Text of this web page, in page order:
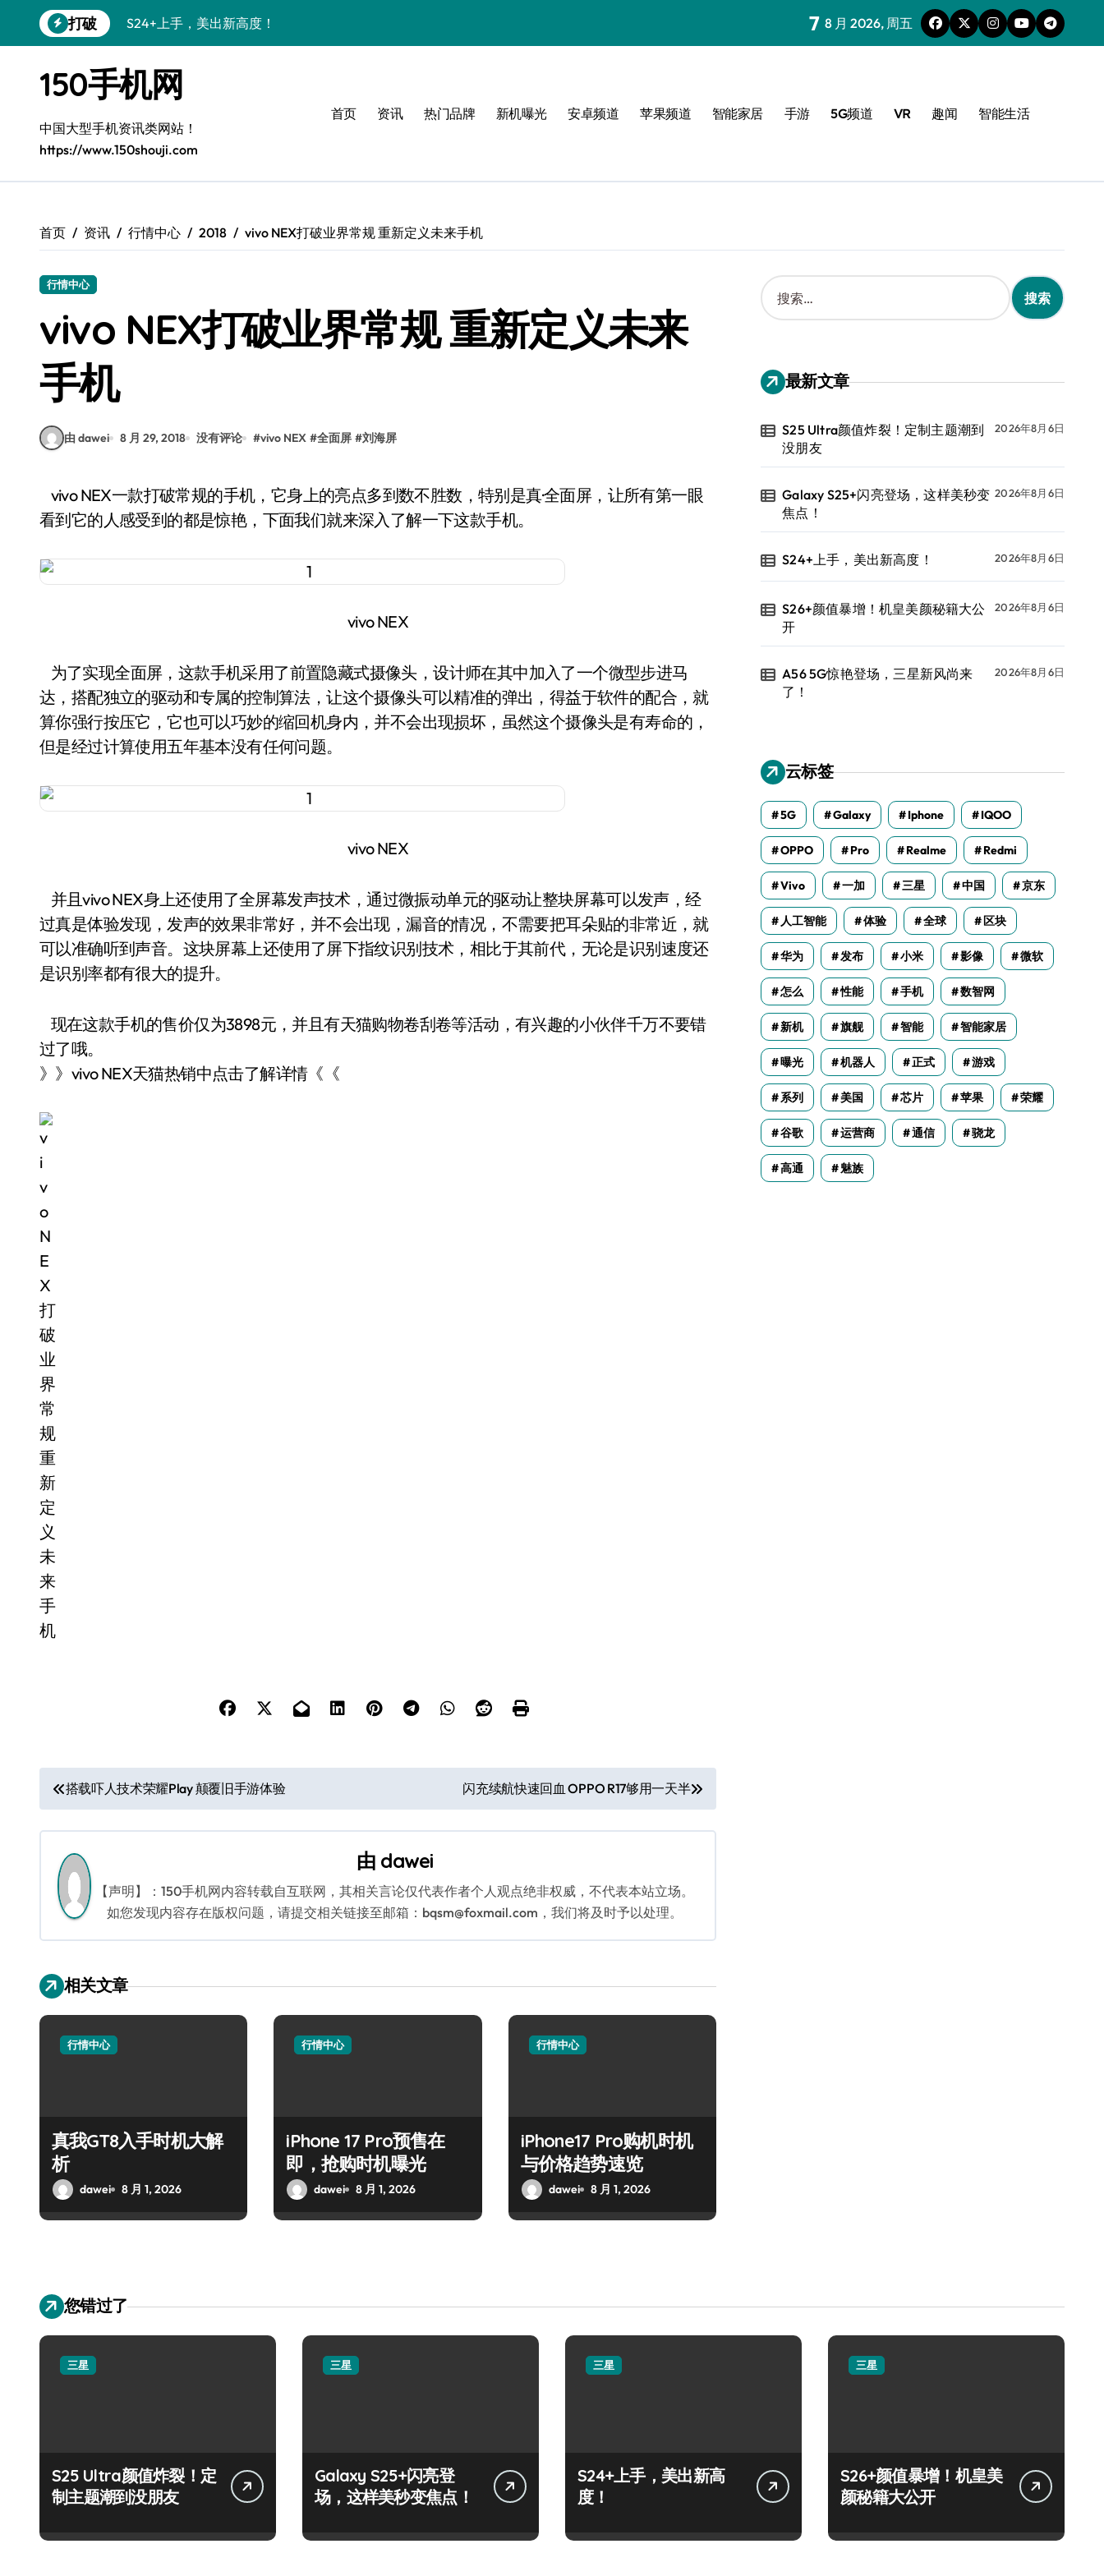
到
打破
S24+上手，美出新高度！
A56 5G惊艳登场，三星新风尚来了！
三星S26上手：3招秒变个性旗舰
S25美化秘籍：个性潮玩，炫酷一键搞定！
Galaxy C55 5G潮定新定义
Galaxy Z Flip6：折叠时尚，秒变潮流焦点
7 8 月 2026, 周五
150手机网
中国大型手机资讯类网站！
https://www.150shouji.com
首页 资讯 热门品牌 新机曝光 安卓频道 苹果频道 智能家居 手游 5G频道 VR 趣闻 智能生活
首页 资讯 行情中心 2018 vivo NEX打破业界常规 重新定义未来手机
行情中心
vivo NEX打破业界常规 重新定义未来
手机
由 dawei 8 月 29, 2018 没有评论 #vivo NEX #全面屏 #刘海屏
vivo NEX一款打破常规的手机，它身上的亮点多到数不胜数，特别是真·全面屏，让所有第一眼
看到它的人感受到的都是惊艳，下面我们就来深入了解一下这款手机。
vivo NEX
为了实现全面屏，这款手机采用了前置隐藏式摄像头，设计师在其中加入了一个微型步进马
达，搭配独立的驱动和专属的控制算法，让这个摄像头可以精准的弹出，得益于软件的配合，就
算你强行按压它，它也可以巧妙的缩回机身内，并不会出现损坏，虽然这个摄像头是有寿命的，
但是经过计算使用五年基本没有任何问题。
vivo NEX
并且vivo NEX身上还使用了全屏幕发声技术，通过微振动单元的驱动让整块屏幕可以发声，经
过真是体验发现，发声的效果非常好，并不会出现，漏音的情况，不需要把耳朵贴的非常近，就
可以准确听到声音。这块屏幕上还使用了屏下指纹识别技术，相比于其前代，无论是识别速度还
是识别率都有很大的提升。
现在这款手机的售价仅为3898元，并且有天猫购物卷刮卷等活动，有兴趣的小伙伴千万不要错
过了哦。
》》vivo NEX天猫热销中点击了解详情《《
文
章
导
航
搭载吓人技术荣耀Play 颠覆旧手游体验 闪充续航快速回血 OPPO R17够用一天半
由 dawei
【声明】：150手机网内容转载自互联网，其相关言论仅代表作者个人观点绝非权威，不代表本站立场。
如您发现内容存在版权问题，请提交相关链接至邮箱：bqsm@foxmail.com，我们将及时予以处理。
相关文章
行情中心
真我GT8入手时机大解
析
dawei 8 月 1, 2026
行情中心
iPhone 17 Pro预售在
即，抢购时机曝光
dawei 8 月 1, 2026
行情中心
iPhone17 Pro购机时机
与价格趋势速览
dawei 8 月 1, 2026
搜
索
：
最新文章
S25 Ultra颜值炸裂！定制主题潮到
没朋友
2026年8月6日
Galaxy S25+闪亮登场，这样美秒变
焦点！
2026年8月6日
S24+上手，美出新高度！ 2026年8月6日
S26+颜值暴增！机皇美颜秘籍大公
开
2026年8月6日
A56 5G惊艳登场，三星新风尚来
了！
2026年8月6日
云标签
5G Galaxy Iphone IQOO
OPPO Pro Realme Redmi
Vivo 一加 三星 中国 京东
人工智能 体验 全球 区块
华为 发布 小米 影像 微软
怎么 性能 手机 数智网
新机 旗舰 智能 智能家居
曝光 机器人 正式 游戏
系列 美国 芯片 苹果 荣耀
谷歌 运营商 通信 骁龙
高通 魅族
您错过了
三星
S25 Ultra颜值炸裂！定
制主题潮到没朋友
三星
Galaxy S25+闪亮登
场，这样美秒变焦点！
三星
S24+上手，美出新高
度！
三星
S26+颜值暴增！机皇美
颜秘籍大公开